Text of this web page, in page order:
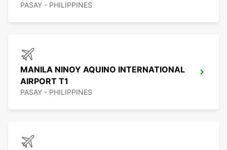
PASAY - PHILIPPINES
MANILA NINOY AQUINO INTERNATIONAL
AIRPORT T1
PASAY - PHILIPPINES